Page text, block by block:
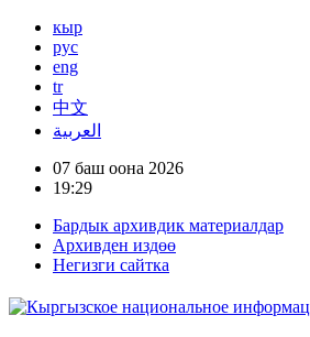
кыр
рус
eng
tr
中文
العربية
07 баш оона 2026
19:29
Бардык архивдик материалдар
Архивден издөө
Негизги сайтка